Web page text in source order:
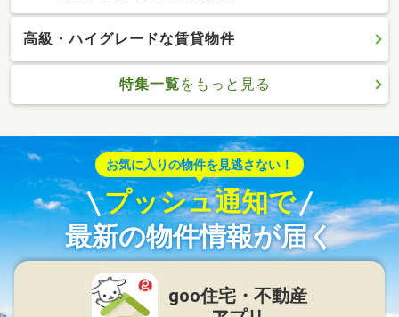
高級・ハイグレードな賃貸物件
特集一覧をもっと見る
お気に入りの物件を見逃さない！
プッシュ通知で
最新の物件情報が届く
goo住宅・不動産